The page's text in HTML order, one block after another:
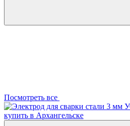
Посмотреть все